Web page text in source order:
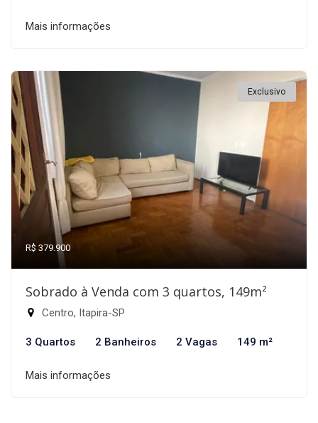
Mais informações
Exclusivo
R$ 379.900
Sobrado à Venda com 3 quartos, 149m²
Centro, Itapira-SP
3 Quartos 2 Banheiros 2 Vagas 149 m²
Mais informações